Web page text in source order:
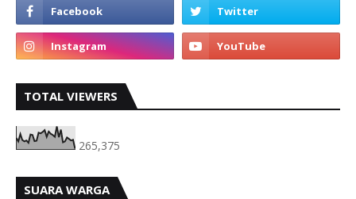
TOTAL VIEWERS
265,375
SUARA WARGA